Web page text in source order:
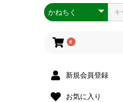
0
新規会員登録
お気に入り